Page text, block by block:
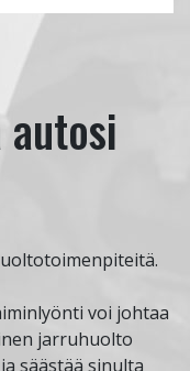
voi johtaa
jarruhuolto
säästää sinulta